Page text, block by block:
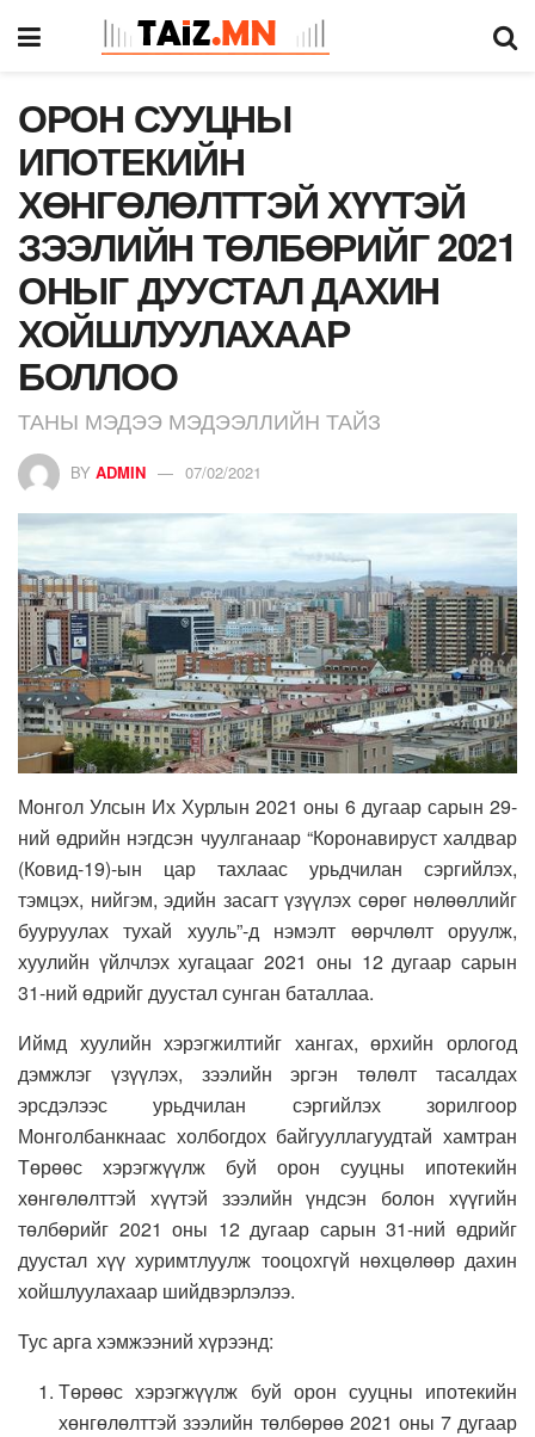
ОРОН СУУЦНЫ
ИПОТЕКИЙН
ХӨНГӨЛӨЛТТЭЙ ХҮҮТЭЙ
ЗЭЭЛИЙН ТӨЛБӨРИЙГ 2021
ОНЫГ ДУУСТАЛ ДАХИН
ХОЙШЛУУЛАХААР
БОЛЛОО
ТАНЫ МЭДЭЭ МЭДЭЭЛЛИЙН ТАЙЗ
BY ADMIN 07/02/2021
Монгол Улсын Их Хурлын 2021 оны 6 дугаар сарын 29-
ний өдрийн нэгдсэн чуулганаар “Коронавируст халдвар
(Ковид-19)-ын цар тахлаас урьдчилан сэргийлэх,
тэмцэх, нийгэм, эдийн засагт үзүүлэх сөрөг нөлөөллийг
бууруулах тухай хууль”-д нэмэлт өөрчлөлт оруулж,
хуулийн үйлчлэх хугацааг 2021 оны 12 дугаар сарын
31-ний өдрийг дуустал сунган баталлаа.
Иймд хуулийн хэрэгжилтийг хангах, өрхийн орлогод
дэмжлэг үзүүлэх, зээлийн эргэн төлөлт тасалдах
эрсдэлээс урьдчилан сэргийлэх зорилгоор
Монголбанкнаас холбогдох байгууллагуудтай хамтран
Төрөөс хэрэгжүүлж буй орон сууцны ипотекийн
хөнгөлөлттэй хүүтэй зээлийн үндсэн болон хүүгийн
төлбөрийг 2021 оны 12 дугаар сарын 31-ний өдрийг
дуустал хүү хуримтлуулж тооцохгүй нөхцөлөөр дахин
хойшлуулахаар шийдвэрлэлээ.
Тус арга хэмжээний хүрээнд:
Төрөөс хэрэгжүүлж буй орон сууцны ипотекийн
хөнгөлөлттэй зээлийн төлбөрөө 2021 оны 7 дугаар